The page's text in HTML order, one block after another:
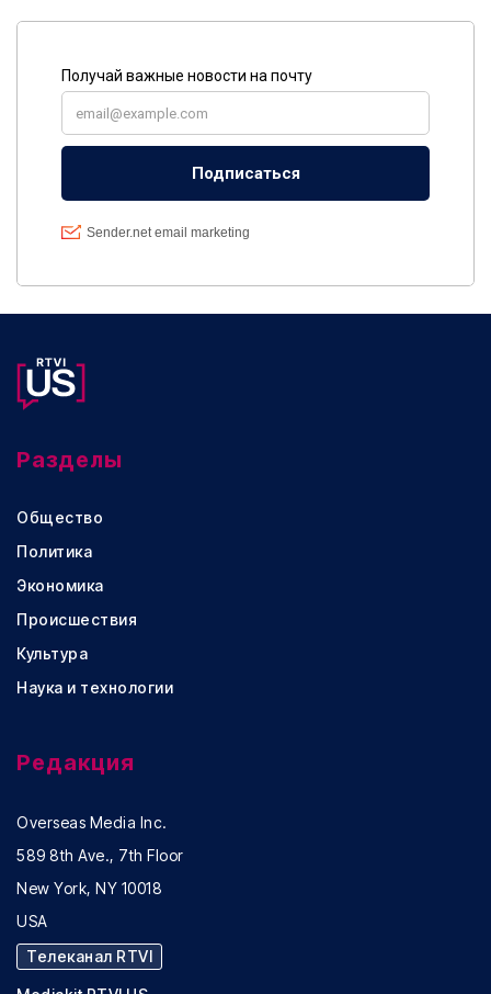
Разделы
Общество
Политика
Экономика
Происшествия
Культура
Наука и технологии
Редакция
Overseas Media Inc.
589 8th Ave., 7th Floor
New York, NY 10018
USA
Телеканал RTVI